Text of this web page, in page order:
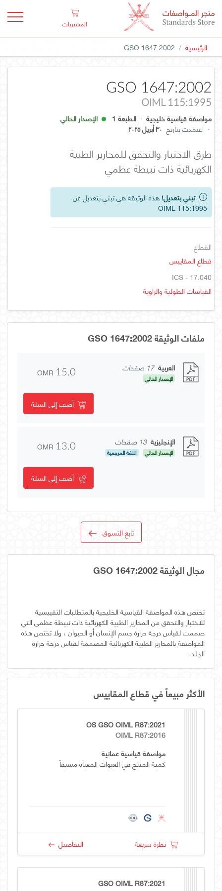
المشتريات
الرئيسية GSO 1647:2002
GSO 1647:2002
OIML 115:1995
مواصفة قياسية خليجية · الطبعة 1
الإصدار الحالي
· اعتمدت بتاريخ ٣٠ أبريل ٢٠٢٥
طرق الاختبار والتحقق للمحارير الطبية
الكهربائية ذات نبيطة عظمي
تبني بتعديل! هذه الوثيقة هي تبني بتعديل عن
OIML 115:1995
القطاع
قطاع المقاييس
ICS - 17.040
القياسات الطولية والزاوية
ملفات الوثيقة GSO 1647:2002
العربية 17 صفحات
الإصدار الحالي OMR 15.0
أضف إلى السلة
الإنجليزية 13 صفحات
الإصدار الحالي اللغة المرجعية OMR 13.0
أضف إلى السلة
تابع التسوق
مجال الوثيقة GSO 1647:2002
تختص هذه المواصفة القياسية الخليجية بالمتطلبات التقييسية
للاختبار والتحقق من المحارير الطبية الكهربائية ذات نبيطة عظمى التي
صممت لقياس درجة حرارة جسم الإنسان أو الحيوان ، ولا تختص هذه
المواصفة بالمحارير الطبية الكهربائية المصممة لقياس درجة حرارة
الجلد .
الأكثر مبيعاً في قطاع المقاييس
OS GSO OIML R87:2021
OIML R87:2016
مواصفة قياسية عمانية
كمية المنتج في العبوات المعبأة مسبقاً
نظرة سريعة التفاصيل
GSO OIML R87:2021